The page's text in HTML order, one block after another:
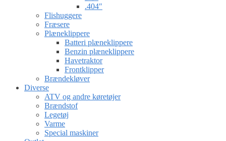
.404″
Flishuggere
Fræsere
Plæneklippere
Batteri plæneklippere
Benzin plæneklippere
Havetraktor
Frontklipper
Brændekløver
Diverse
ATV og andre køretøjer
Brændstof
Legetøj
Varme
Special maskiner